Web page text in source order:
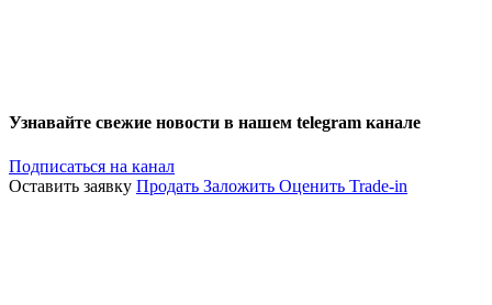
Узнавайте свежие новости в нашем telegram канале
Подписаться на канал
Оставить заявку Продать Заложить Оценить Trade-in